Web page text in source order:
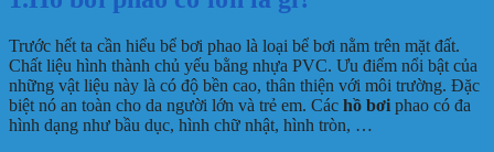
Trước hết ta cần hiểu bể bơi phao là loại bể bơi nằm trên mặt đất.
Chất liệu hình thành chủ yếu bằng nhựa PVC. Ưu điểm nổi bật của
những vật liệu này là có độ bền cao, thân thiện với môi trường. Đặc
biệt nó an toàn cho da người lớn và trẻ em. Các hồ bơi phao có đa
hình dạng như bầu dục, hình chữ nhật, hình tròn, …